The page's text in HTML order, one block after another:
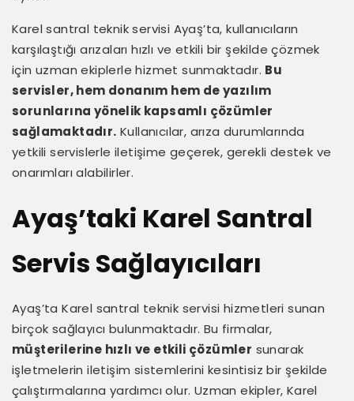
Karel santral teknik servisi Ayaş’ta, kullanıcıların
karşılaştığı arızaları hızlı ve etkili bir şekilde çözmek
için uzman ekiplerle hizmet sunmaktadır. Bu
servisler, hem donanım hem de yazılım
sorunlarına yönelik kapsamlı çözümler
sağlamaktadır. Kullanıcılar, arıza durumlarında
yetkili servislerle iletişime geçerek, gerekli destek ve
onarımları alabilirler.
Ayaş’taki Karel Santral
Servis Sağlayıcıları
Ayaş’ta Karel santral teknik servisi hizmetleri sunan
birçok sağlayıcı bulunmaktadır. Bu firmalar,
müşterilerine hızlı ve etkili çözümler sunarak
işletmelerin iletişim sistemlerini kesintisiz bir şekilde
çalıştırmalarına yardımcı olur. Uzman ekipler, Karel